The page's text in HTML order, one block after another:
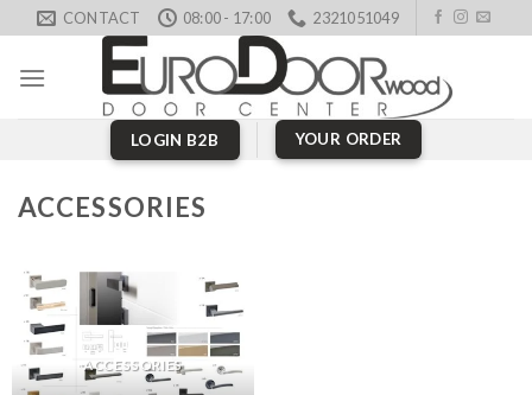
to
content
CONTACT 08:00 - 17:00 2321051049
LOGIN B2B YOUR ORDER
ACCESSORIES
ACCESSORIES